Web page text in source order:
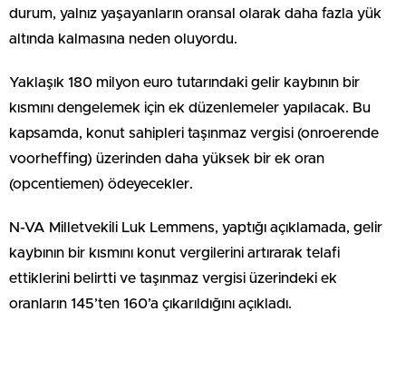
durum, yalnız yaşayanların oransal olarak daha fazla yük
altında kalmasına neden oluyordu.
Yaklaşık 180 milyon euro tutarındaki gelir kaybının bir
kısmını dengelemek için ek düzenlemeler yapılacak. Bu
kapsamda, konut sahipleri taşınmaz vergisi (onroerende
voorheffing) üzerinden daha yüksek bir ek oran
(opcentiemen) ödeyecekler.
N-VA Milletvekili Luk Lemmens, yaptığı açıklamada, gelir
kaybının bir kısmını konut vergilerini artırarak telafi
ettiklerini belirtti ve taşınmaz vergisi üzerindeki ek
oranların 145’ten 160’a çıkarıldığını açıkladı.